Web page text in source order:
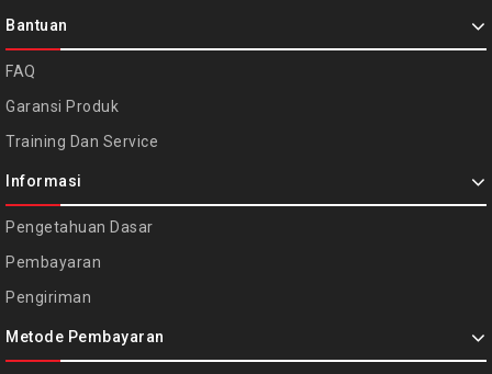
Bantuan
FAQ
Garansi Produk
Training Dan Service
Informasi
Pengetahuan Dasar
Pembayaran
Pengiriman
Metode Pembayaran